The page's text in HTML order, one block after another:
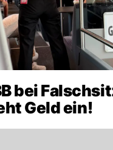
bei
Geld ein!